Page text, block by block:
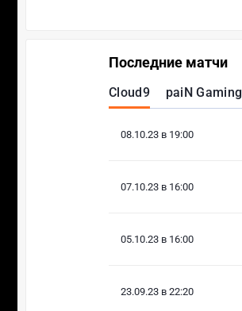
Последние матчи
Cloud9 paiN Gaming
08.10.23 в 19:00
07.10.23 в 16:00
05.10.23 в 16:00
23.09.23 в 22:20